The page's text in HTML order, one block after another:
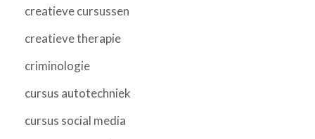
creatieve cursussen
creatieve therapie
criminologie
cursus autotechniek
cursus social media